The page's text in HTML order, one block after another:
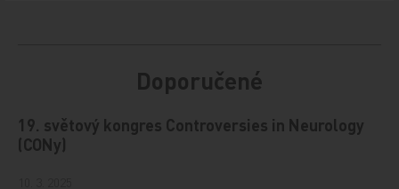
Doporučené
19. světový kongres Controversies in Neurology
(CONy)